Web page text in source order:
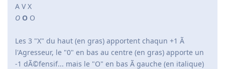
A V X
O O O
Les 3 "X" du haut (en gras) apportent chaqun +1 Ã
l'Agresseur, le "0" en bas au centre (en gras) apporte un
-1 dÃ©fensif... mais le "O" en bas Ã gauche (en italique)